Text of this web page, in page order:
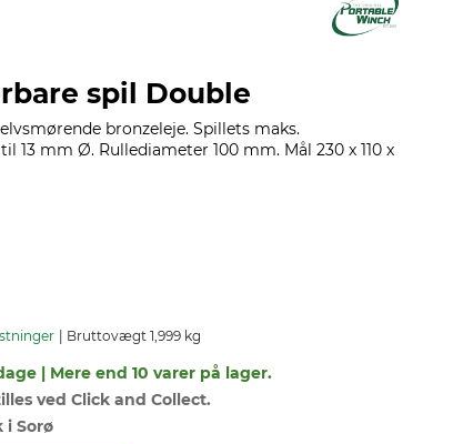
spil Double
bronzeleje. Spillets maks.
13 mm Ø. Rullediameter 100 mm. Mål 230 x 110 x
Bruttovægt 1,999 kg
| Mere end 10 varer på lager.
ved Click and Collect.
i Sorø